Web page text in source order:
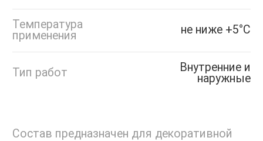
Температура
применения
не ниже +5°С
Тип работ
Внутренние и
наружные
Состав предназначен для декоративной